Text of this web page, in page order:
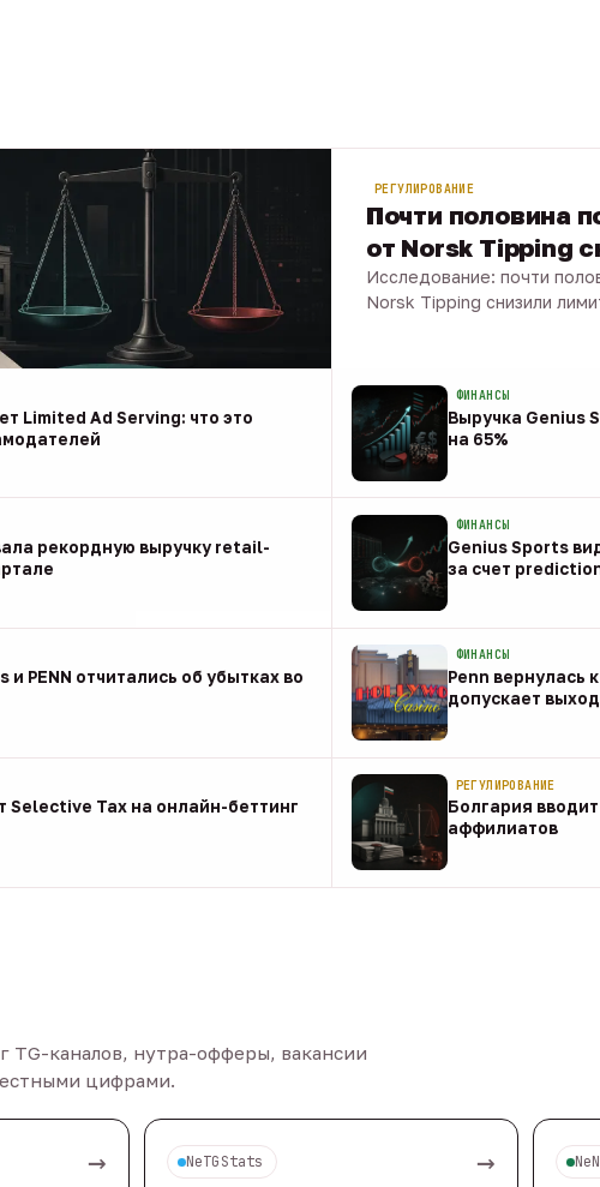
РЕГУЛИРОВАНИЕ
Почти половина
от Norsk Tipping
Исследование: почти
Norsk Tipping снизили
Limited Ad Serving: что это
ФИНАНСЫ
Выручка Genius
на 65%
08 авг
рекордную выручку retail-
ФИНАНСЫ
Genius Sports
за счет
08 авг
PENN отчитались об убытках во
ФИНАНСЫ
Penn вернулась
допускает
08 авг
Selective Tax на онлайн-беттинг
РЕГУЛИРОВАНИЕ
Болгария
аффилиатов
08 авг
TG-каналов, нутра-офферы, вакансии
цифрами.
→ NeTGStats →